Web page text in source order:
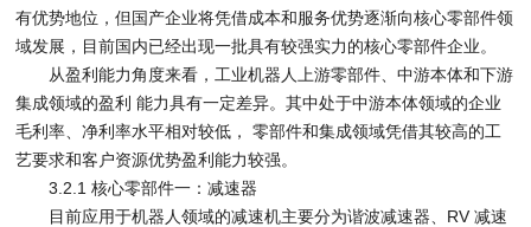
有优势地位，但国产企业将凭借成本和服务优势逐渐向核心零部件领
域发展，目前国内已经出现一批具有较强实力的核心零部件企业。
从盈利能力角度来看，工业机器人上游零部件、中游本体和下游
集成领域的盈利 能力具有一定差异。其中处于中游本体领域的企业
毛利率、净利率水平相对较低， 零部件和集成领域凭借其较高的工
艺要求和客户资源优势盈利能力较强。
3.2.1 核心零部件一：减速器
目前应用于机器人领域的减速机主要分为谐波减速器、RV 减速